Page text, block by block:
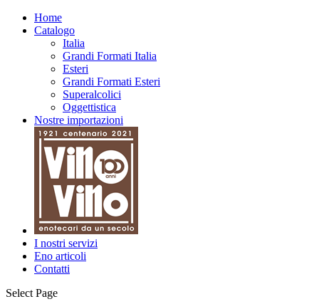
Home
Catalogo
Italia
Grandi Formati Italia
Esteri
Grandi Formati Esteri
Superalcolici
Oggettistica
Nostre importazioni
I nostri servizi
Eno articoli
Contatti
Select Page